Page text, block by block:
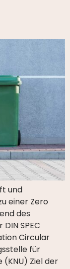
und
einer Zero
des
SPEC
Circular
für
Ziel der